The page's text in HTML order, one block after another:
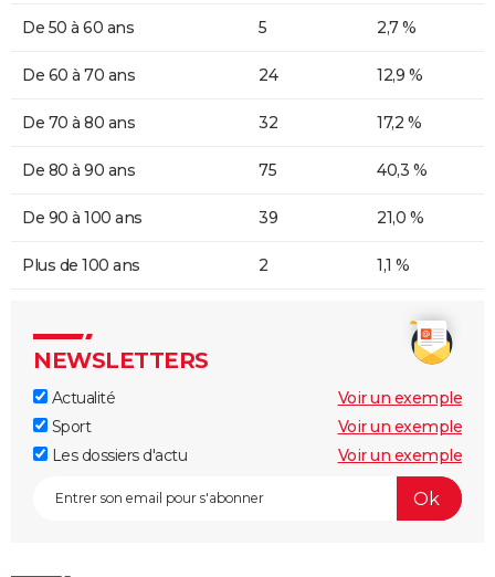
De 50 à 60 ans 5 2,7 %
De 60 à 70 ans 24 12,9 %
De 70 à 80 ans 32 17,2 %
De 80 à 90 ans 75 40,3 %
De 90 à 100 ans 39 21,0 %
Plus de 100 ans 2 1,1 %
NEWSLETTERS
Actualité
Voir un exemple
Sport
Voir un exemple
Les dossiers d'actu
Voir un exemple